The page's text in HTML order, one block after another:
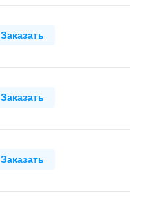
Заказать
Заказать
Заказать